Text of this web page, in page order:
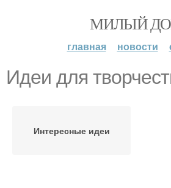
МИЛЫЙ
главная новости
Идеи для
Интересные идеи